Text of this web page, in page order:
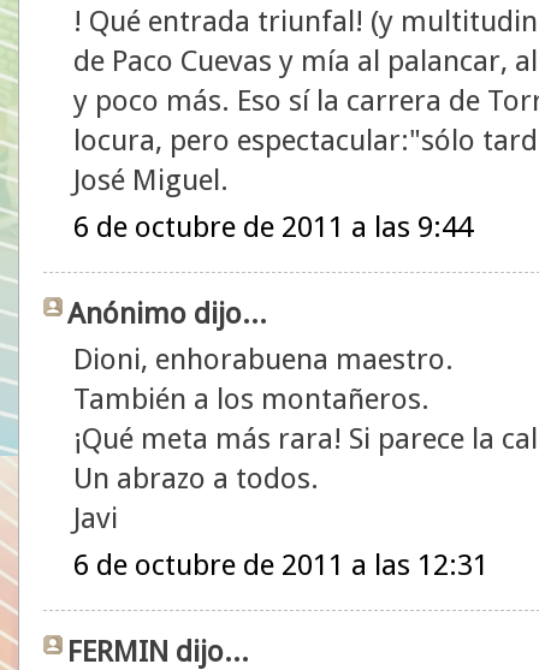
! Qué entrada triunfal! (y
de Paco Cuevas y mía al palancar,
y poco más. Eso sí la carrera de
locura, pero espectacular:"sólo
José Miguel.
6 de octubre de 2011 a las 9:44
Anónimo dijo...
Dioni, enhorabuena maestro.
También a los montañeros.
¡Qué meta más rara! Si parece la
Un abrazo a todos.
Javi
6 de octubre de 2011 a las 12:31
FERMIN dijo...